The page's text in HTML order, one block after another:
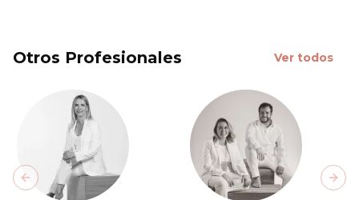
Otros Profesionales Ver todos
Previous slide